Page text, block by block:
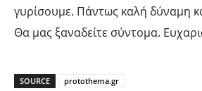
γυρίσουμε. Πάντως καλή δύναμη
Θα μας ξαναδείτε σύντομα.
SOURCE
protothema.gr